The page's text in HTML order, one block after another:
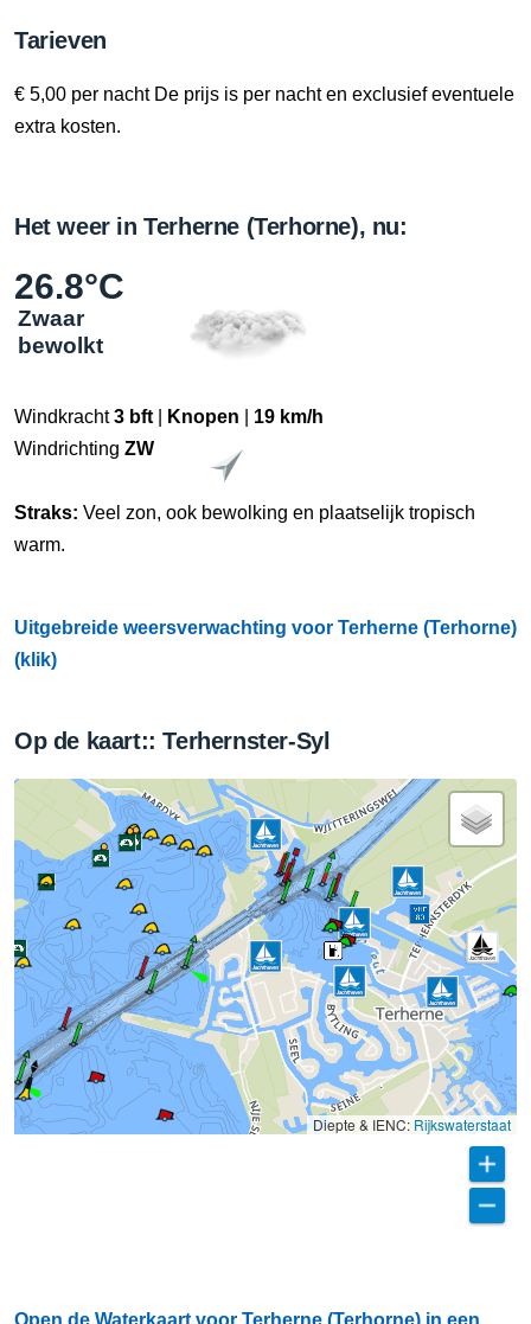
Tarieven
€ 5,00 per nacht De prijs is per nacht en exclusief eventuele
extra kosten.
Het weer in Terherne (Terhorne), nu:
26.8°C
Zwaar
bewolkt
Windkracht3 bft Knopen
19 km/h
Windrichting ZW
Straks: Veel zon, ook bewolking en plaatselijk tropisch
warm.
Uitgebreide weersverwachting voor Terherne (Terhorne)
(klik)
Op de kaart:: Terhernster-Syl
Diepte & IENC: Rijkswaterstaat
Open de Waterkaart voor Terherne (Terhorne) in een